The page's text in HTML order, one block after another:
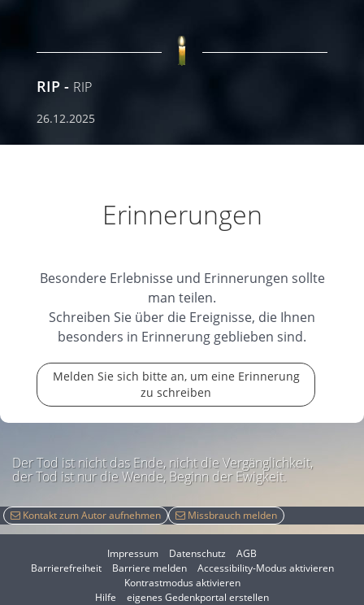
RIP RIP
26.12.2025
Erinnerungen
Besondere Erlebnisse und Erinnerungen sollte
man teilen.
Schreiben Sie über die Ereignisse, die Ihnen
besonders in Erinnerung geblieben sind.
Melden Sie sich bitte an, um eine Erinnerung
zu schreiben
Der Tod ist nicht das Ende, nicht die Vergänglichkeit,
der Tod ist nur die Wende, Beginn der Ewigkeit.
Kontakt zum Autor aufnehmen Missbrauch melden
Impressum Datenschutz
AGB
Barrierefreiheit
Barriere melden
I
m
A
Accessibility-Modus aktivieren
I
m
Kontrastmodus aktivieren
Hilfe
eigenes Gedenkportal erstellen